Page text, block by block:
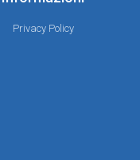
Privacy Policy